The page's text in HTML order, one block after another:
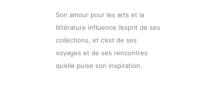
Son amour pour les arts et la
littérature influence l’esprit de ses
collections, et c’est de ses
voyages et de ses rencontres
qu’elle puise son inspiration.